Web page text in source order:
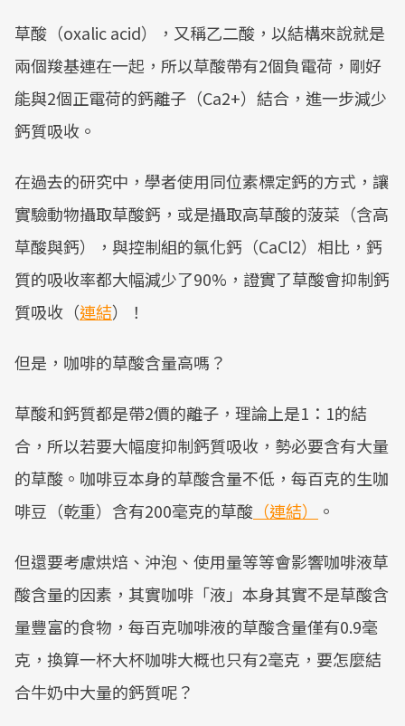
草酸（oxalic acid），又稱乙二酸，以結構來說就是
兩個羧基連在一起，所以草酸帶有2個負電荷，剛好
能與2個正電荷的鈣離子（Ca2+）結合，進一步減少
鈣質吸收。
在過去的研究中，學者使用同位素標定鈣的方式，讓
實驗動物攝取草酸鈣，或是攝取高草酸的菠菜（含高
草酸與鈣），與控制組的氯化鈣（CaCl2）相比，鈣
質的吸收率都大幅減少了90%，證實了草酸會抑制鈣
質吸收（連結）！
但是，咖啡的草酸含量高嗎？
草酸和鈣質都是帶2價的離子，理論上是1：1的結
合，所以若要大幅度抑制鈣質吸收，勢必要含有大量
的草酸。咖啡豆本身的草酸含量不低，每百克的生咖
啡豆（乾重）含有200毫克的草酸 （連結） 。
但還要考慮烘焙、沖泡、使用量等等會影響咖啡液草
酸含量的因素，其實咖啡「液」本身其實不是草酸含
量豐富的食物，每百克咖啡液的草酸含量僅有0.9毫
克，換算一杯大杯咖啡大概也只有2毫克，要怎麼結
合牛奶中大量的鈣質呢？